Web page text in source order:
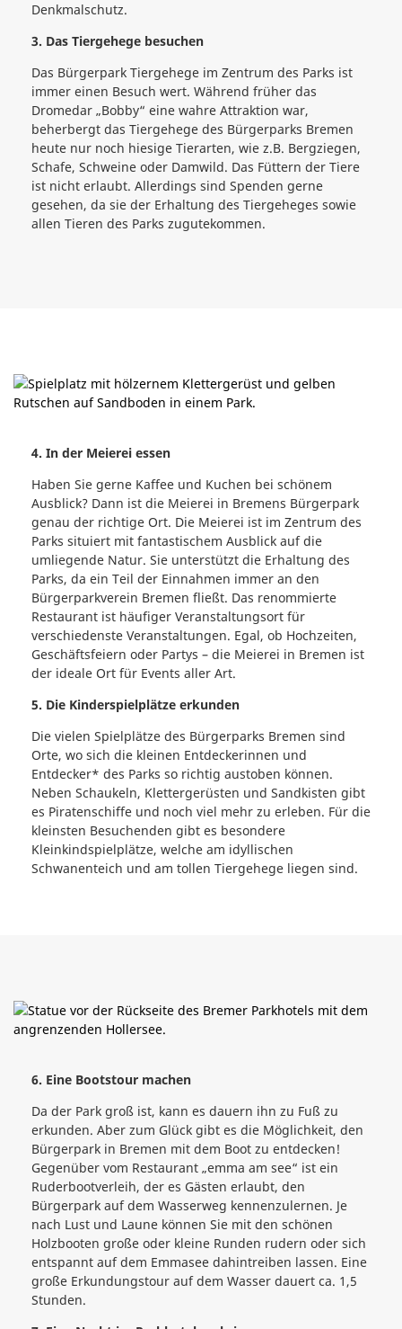
Denkmalschutz.
3. Das Tiergehege besuchen
Das Bürgerpark Tiergehege im Zentrum des Parks ist
immer einen Besuch wert. Während früher das
Dromedar „Bobby“ eine wahre Attraktion war,
beherbergt das Tiergehege des Bürgerparks Bremen
heute nur noch hiesige Tierarten, wie z.B. Bergziegen,
Schafe, Schweine oder Damwild. Das Füttern der Tiere
ist nicht erlaubt. Allerdings sind Spenden gerne
gesehen, da sie der Erhaltung des Tiergeheges sowie
allen Tieren des Parks zugutekommen.
4. In der Meierei essen
Haben Sie gerne Kaffee und Kuchen bei schönem
Ausblick? Dann ist die Meierei in Bremens Bürgerpark
genau der richtige Ort. Die Meierei ist im Zentrum des
Parks situiert mit fantastischem Ausblick auf die
umliegende Natur. Sie unterstützt die Erhaltung des
Parks, da ein Teil der Einnahmen immer an den
Bürgerparkverein Bremen fließt. Das renommierte
Restaurant ist häufiger Veranstaltungsort für
verschiedenste Veranstaltungen. Egal, ob Hochzeiten,
Geschäftsfeiern oder Partys – die Meierei in Bremen ist
der ideale Ort für Events aller Art.
5. Die Kinderspielplätze erkunden
Die vielen Spielplätze des Bürgerparks Bremen sind
Orte, wo sich die kleinen Entdeckerinnen und
Entdecker* des Parks so richtig austoben können.
Neben Schaukeln, Klettergerüsten und Sandkisten gibt
es Piratenschiffe und noch viel mehr zu erleben. Für die
kleinsten Besuchenden gibt es besondere
Kleinkindspielplätze, welche am idyllischen
Schwanenteich und am tollen Tiergehege liegen sind.
6. Eine Bootstour machen
Da der Park groß ist, kann es dauern ihn zu Fuß zu
erkunden. Aber zum Glück gibt es die Möglichkeit, den
Bürgerpark in Bremen mit dem Boot zu entdecken!
Gegenüber vom Restaurant „emma am see“ ist ein
Ruderbootverleih, der es Gästen erlaubt, den
Bürgerpark auf dem Wasserweg kennenzulernen. Je
nach Lust und Laune können Sie mit den schönen
Holzbooten große oder kleine Runden rudern oder sich
entspannt auf dem Emmasee dahintreiben lassen. Eine
große Erkundungstour auf dem Wasser dauert ca. 1,5
Stunden.